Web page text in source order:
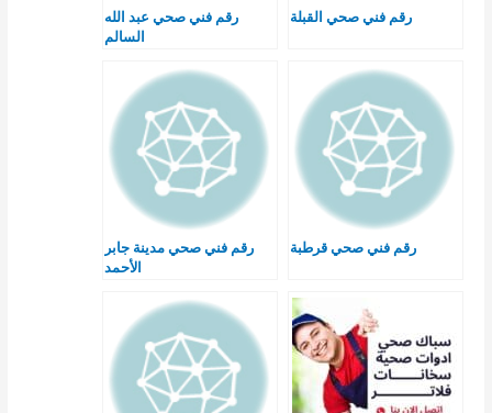
رقم فني صحي القبلة
رقم فني صحي عبد الله
السالم
رقم فني صحي قرطبة
رقم فني صحي مدينة جابر
الأحمد